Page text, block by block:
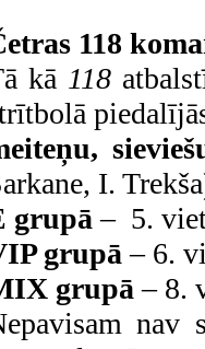
118
kā 118
I.
grupā – 5.
grupā – 6.
grupā – 8.
nav